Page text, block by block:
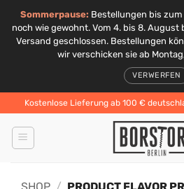
Sommerpause: Bestellungen bis
noch wie gewohnt. Vom 4. bis 8. August
Versand geschlossen. Bestellungen
wir verschicken sie ab
VERWERFEN
Inhalt
springen
Kostenlose Lieferung ab 100 €